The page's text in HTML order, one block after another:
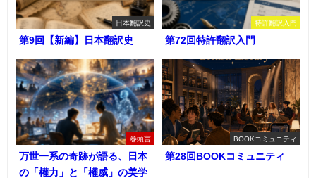
日本翻訳史
第9回【新編】日本翻訳史
特許翻訳入門
第72回特許翻訳入門
巻頭言
万世一系の奇跡が語る、日本
の「權力」と「權威」の美学
BOOKコミュニティ
第28回BOOKコミュニティ